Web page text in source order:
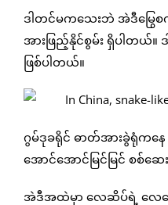
ဒါတင်မကသေးဘဲ အဲဒီမြွ
အားဖြည့်နိုင်စွမ်း ရှိပါတ
ဖြစ်ပါတယ်။
ဂွမ်ဒုခရိုင် ဓာတ်အားခွဲရုံက
အောင်အောင်မြင်မြင် စစ်ဆေး
အဲဒီအထဲမှာ လေဆိပ်ရဲ့ လေက